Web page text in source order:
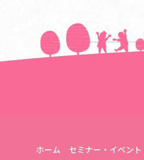
＜＜前の記事へ
ホーム
セミナー・イベント